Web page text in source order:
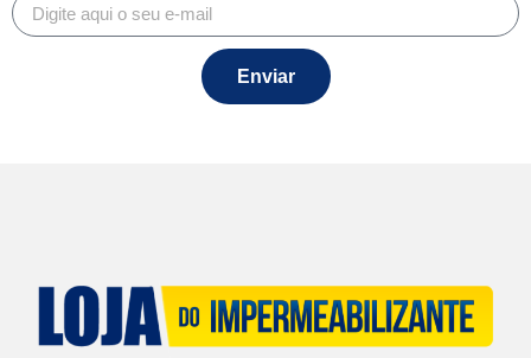
Enviar